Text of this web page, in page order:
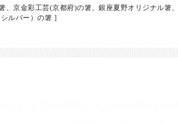
京金彩工芸(京都府)の箸、銀座夏野オリジナル箸、
ルバー）の箸 ]